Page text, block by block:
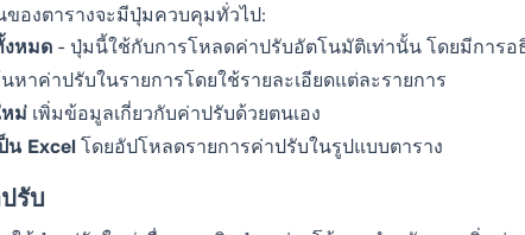
องตารางจะมีปุ่มควบคุมทั่วไป:
งหมด - ปุ่มนี้ใช้กับการโหลดค่าปรับอัตโนมัติเท่านั้น โดยมีการอ
หาค่าปรับในรายการโดยใช้รายละเอียดแต่ละรายการ
ม่ เพิ่มข้อมูลเกี่ยวกับค่าปรับด้วยตนเอง
น Excelโดยอัปโหลดรายการค่าปรับในรูปแบบตาราง
รับ